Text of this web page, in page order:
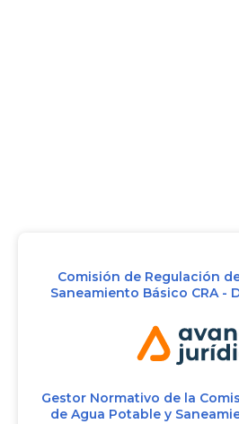
Gestor Normativo de la
de Agua Potable y
Comisión de Regulación
Saneamiento Básico CRA -